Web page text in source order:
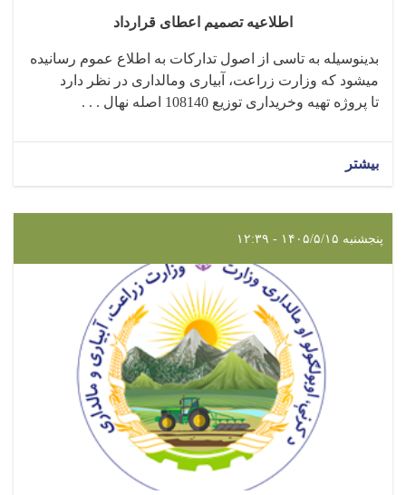
اطلاعیه تصمیم اعطای قرارداد
بدینوسیله به تاسی از اصول تدارکات به اطلاع عموم رسانیده
میشود که وزارت زراعت، آبیاری ومالداری در نظر دارد
تا پروژه تهیه وخریداری توزیع 108140 اصله نهال . . .
بیشتر
پنجشنبه ۱۴۰۵/۵/۱۵ - ۱۲:۳۹